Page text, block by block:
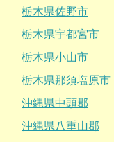
栃木県佐野市
栃木県宇都宮市
栃木県小山市
栃木県那須塩原市
沖縄県中頭郡
沖縄県八重山郡